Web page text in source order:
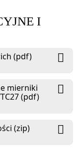
I
(pdf)
mierniki
(pdf)
(zip)